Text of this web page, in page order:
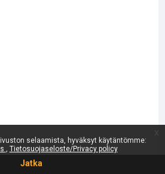
selaamista, hyväksyt käytäntömme:
Tietosuojaseloste/Privacy policy
Jatka